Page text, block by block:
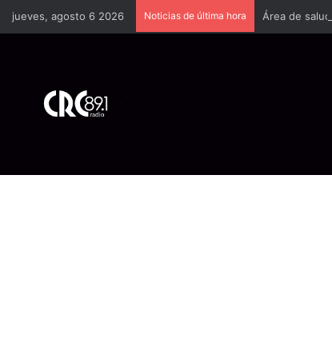
jueves, agosto 6 2026 Noticias de última hora